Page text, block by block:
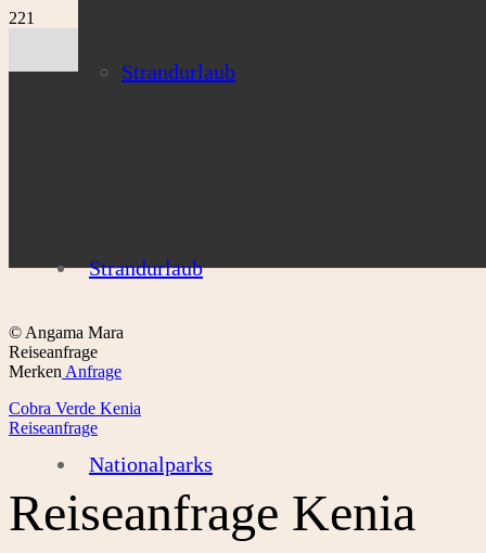
Strandurlaub
Strandurlaub
Nationalparks
© Angama Mara
Reiseanfrage
Merken Anfrage
Cobra Verde Kenia
Reiseanfrage
Reiseanfrage Kenia